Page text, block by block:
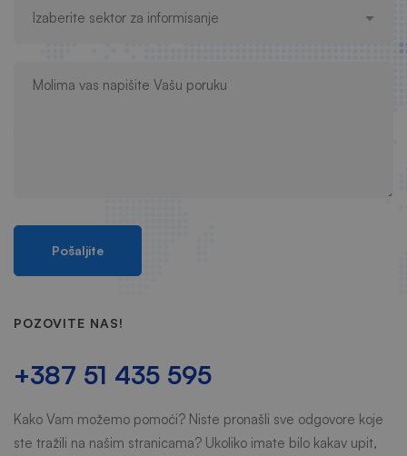
POZOVITE NAS!
+387 51 435 595
Kako Vam možemo pomoći? Niste pronašli sve odgovore koje
ste tražili na našim stranicama? Ukoliko imate bilo kakav upit,